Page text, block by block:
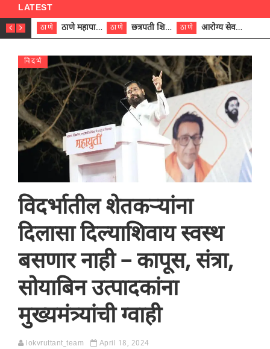
LATEST
ठाणे ठाणे महापालिकेच्या नऊ प्रभाग समित्यांवर अध्यक्ष विराजमान ठाणे छत्रपती शिवाजी महाराज रुग्णालयात दुर्मिळ ट्युमरची यशस्वी शस्त्रक्रिया ठाणे आरोग्य सेवक (पुरुष) पदावरून ११ कर्मचाऱ्यांना आरोग्य सहाय्यक (पुरुष) पदावर पदोन्नती; मुख्य कार्यकारी अधिकारी रणजित यादव यांच्या हस्ते आदेश वितरण
विदर्भ
विदर्भातील शेतकऱ्यांना
दिलासा दिल्याशिवाय स्वस्थ
बसणार नाही – कापूस, संत्रा,
सोयाबिन उत्पादकांना
मुख्यमंत्र्यांची ग्वाही
lokvruttant_team April 18, 2024